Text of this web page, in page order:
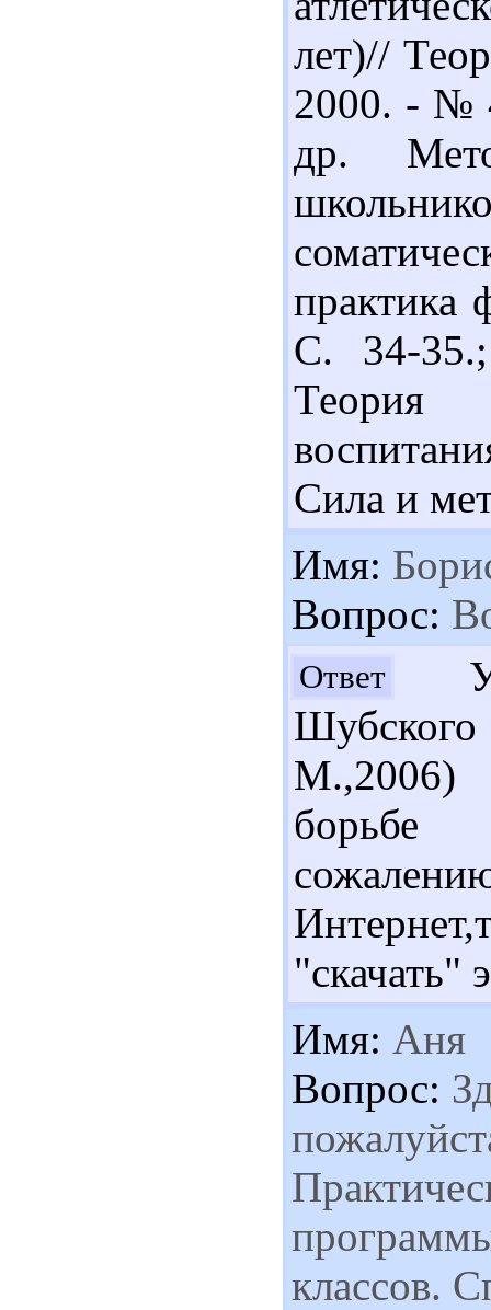
лет)//
2000. - №
др.
С. 34-
Теория
Сила и
Имя:
Вопрос:
Ответ
М.,2006)
борьбе
"скачать"
Имя: Аня
Вопрос:
классов.